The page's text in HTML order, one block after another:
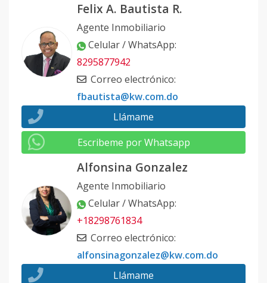
Felix A. Bautista R.
Agente Inmobiliario
Celular / WhatsApp:
8295877942
Correo electrónico:
fbautista@kw.com.do
Llámame
Escribeme por Whatsapp
Alfonsina Gonzalez
Agente Inmobiliario
Celular / WhatsApp:
+18298761834
Correo electrónico:
alfonsinagonzalez@kw.com.do
Llámame